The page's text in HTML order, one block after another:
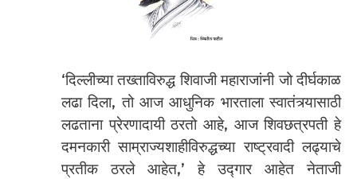
‘दिल्लीच्या तख्ताविरुद्ध शिवाजी महाराजांनी जो दीर्घकाळ
लढा दिला, तो आज आधुनिक भारताला स्वातंत्र्यासाठी
लढताना प्रेरणादायी ठरतो आहे, आज शिवछत्रपती हे
दमनकारी साम्राज्यशाहीविरुद्धच्या राष्ट्रवादी लढ्याचे
प्रतीक ठरले आहेत,’ हे उद्गार आहेत नेताजी